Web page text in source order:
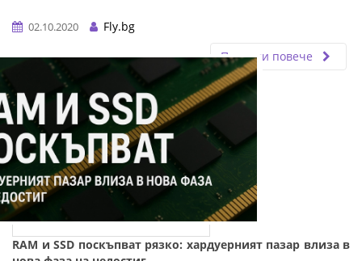
02.10.2020
Fly.bg
Прочети повече
RAM и SSD поскъпват рязко: хардуерният пазар влиза в